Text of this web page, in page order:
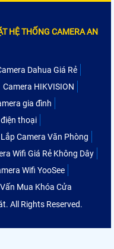
HỆ THỐNG CAMERA AN
Dahua Giá Rẻ
Camera HIKVISION
gia đình
thoại
Lắp Camera Văn Phòng
Wifi Giá Rẻ Không Dây
Wifi YooSee
Mua Khóa Cửa
All Rights Reserved.